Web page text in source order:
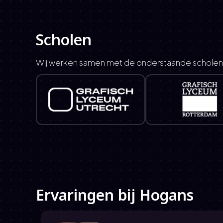
Scholen
Wij werken samen met de onderstaande scholen
Ervaringen bij Hogans